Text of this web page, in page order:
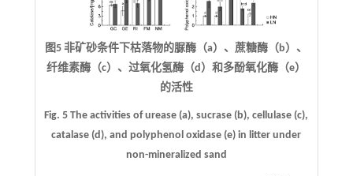
图5 非矿砂条件下枯落物的脲酶（a）、蔗糖酶（b）、
纤维素酶（c）、过氧化氢酶（d）和多酚氧化酶（e）
的活性
Fig. 5 The activities of urease (a), sucrase (b), cellulase (c),
catalase (d), and polyphenol oxidase (e) in litter under
non-mineralized sand